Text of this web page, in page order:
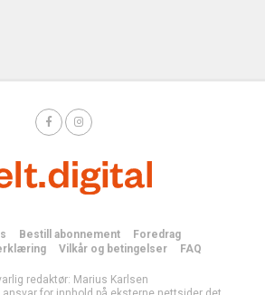
Bestill abonnement
Foredrag
Vilkår og betingelser FAQ
redaktør: Marius Karlsen